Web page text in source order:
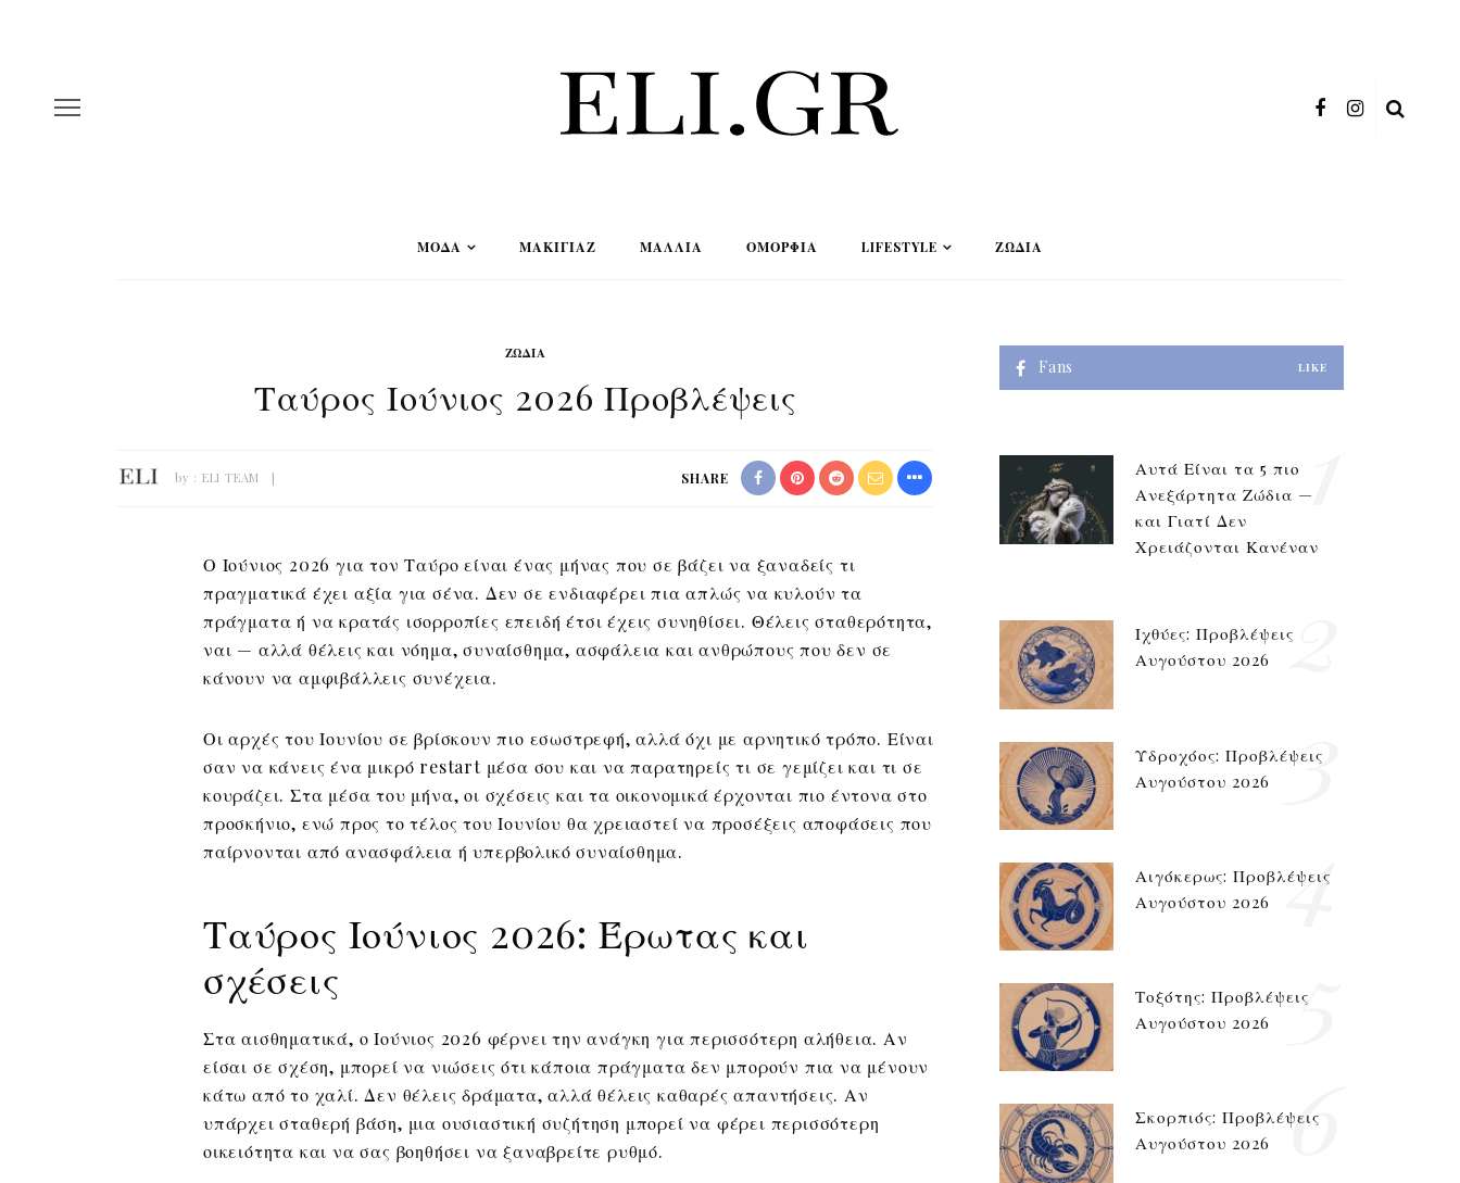
ΜΟΔΑ ΜΑΚΙΓΙΆΖ ΜΑΛΛΙΆ ΟΜΟΡΦΙΆ LIFESTYLE ΖΏΔΙΑ
ΖΏΔΙΑ
Ταύρος Ιούνιος 2026 Προβλέψεις
by : ELI TEAM SHARE
Ο Ιούνιος 2026 για τον Ταύρο είναι ένας μήνας που σε βάζει να ξαναδείς τι
πραγματικά έχει αξία για σένα. Δεν σε ενδιαφέρει πια απλώς να κυλούν τα
πράγματα ή να κρατάς ισορροπίες επειδή έτσι έχεις συνηθίσει. Θέλεις σταθερότητα,
ναι — αλλά θέλεις και νόημα, συναίσθημα, ασφάλεια και ανθρώπους που δεν σε
κάνουν να αμφιβάλλεις συνέχεια.
Οι αρχές του Ιουνίου σε βρίσκουν πιο εσωστρεφή, αλλά όχι με αρνητικό τρόπο. Είναι
σαν να κάνεις ένα μικρό restart μέσα σου και να παρατηρείς τι σε γεμίζει και τι σε
κουράζει. Στα μέσα του μήνα, οι σχέσεις και τα οικονομικά έρχονται πιο έντονα στο
προσκήνιο, ενώ προς το τέλος του Ιουνίου θα χρειαστεί να προσέξεις αποφάσεις που
παίρνονται από ανασφάλεια ή υπερβολικό συναίσθημα.
Ταύρος Ιούνιος 2026: Έρωτας και
σχέσεις
Στα αισθηματικά, ο Ιούνιος 2026 φέρνει την ανάγκη για περισσότερη αλήθεια. Αν
είσαι σε σχέση, μπορεί να νιώσεις ότι κάποια πράγματα δεν μπορούν πια να μένουν
κάτω από το χαλί. Δεν θέλεις δράματα, αλλά θέλεις καθαρές απαντήσεις. Αν
υπάρχει σταθερή βάση, μια ουσιαστική συζήτηση μπορεί να φέρει περισσότερη
οικειότητα και να σας βοηθήσει να ξαναβρείτε ρυθμό.
Fans LIKE
Αυτά Είναι τα 5 πιο
Ανεξάρτητα Ζώδια —
και Γιατί Δεν
Χρειάζονται Κανέναν
1
Ιχθύες: Προβλέψεις
Αυγούστου 2026
2
Υδροχόος: Προβλέψεις
Αυγούστου 2026
3
Αιγόκερως: Προβλέψεις
Αυγούστου 2026
4
Τοξότης: Προβλέψεις
Αυγούστου 2026
5
Σκορπιός: Προβλέψεις
Αυγούστου 2026
6